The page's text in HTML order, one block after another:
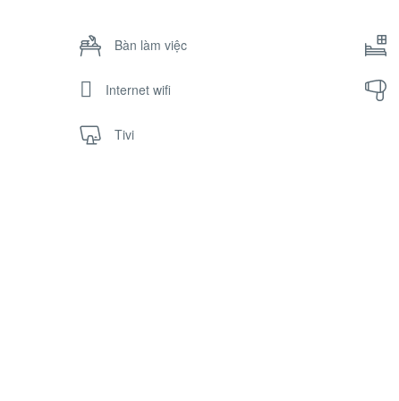
Bàn làm việc
Internet wifi
Tivi